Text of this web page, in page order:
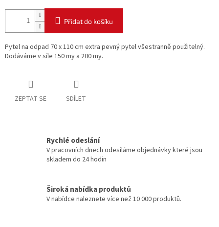
Přidat do košíku
Pytel na odpad 70 x 110 cm extra pevný pytel všestranně použitelný.
Dodáváme v síle 150 my a 200 my.
ZEPTAT SE SDÍLET
Rychlé odeslání
V pracovních dnech odesíláme objednávky které jsou
skladem do 24 hodin
Široká nabídka produktů
V nabídce naleznete více než 10 000 produktů.